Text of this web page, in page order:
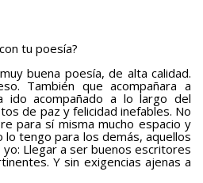
tu poesía?
buena poesía, de alta calidad.
También que acompañara a
acompañado a lo largo del
de paz y felicidad inefables. No
para sí misma mucho espacio y
tengo para los demás, aquellos
Llegar a ser buenos escritores
Y sin exigencias ajenas a